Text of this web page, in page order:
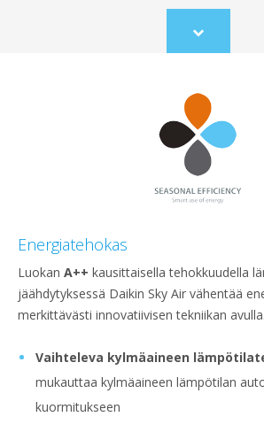
Scroll
to
Energiatehokas
Luokan A++ kausittaisella tehokkuudella
jäähdytyksessä Daikin Sky Air vähentää
merkittävästi innovatiivisen tekniikan avulla.
Vaihteleva kylmäaineen
mukauttaa kylmäaineen lämpötilan
kuormitukseen